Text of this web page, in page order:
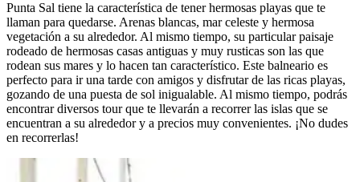
Punta Sal tiene la característica de tener hermosas playas que te
llaman para quedarse. Arenas blancas, mar celeste y hermosa
vegetación a su alrededor. Al mismo tiempo, su particular paisaje
rodeado de hermosas casas antiguas y muy rusticas son las que
rodean sus mares y lo hacen tan característico. Este balneario es
perfecto para ir una tarde con amigos y disfrutar de las ricas playas,
gozando de una puesta de sol inigualable. Al mismo tiempo, podrás
encontrar diversos tour que te llevarán a recorrer las islas que se
encuentran a su alrededor y a precios muy convenientes. ¡No dudes
en recorrerlas!